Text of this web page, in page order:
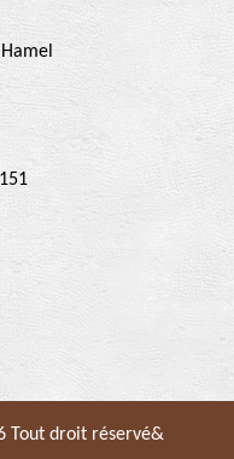
Tout droit réservé&